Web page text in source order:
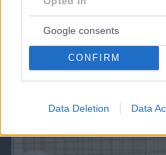
Google consents
CONFIRM
Data Deletion Data
Κυριάκος Μητσοτάκης: Το
αγαπημένο μου
07.08.2026, 19:39